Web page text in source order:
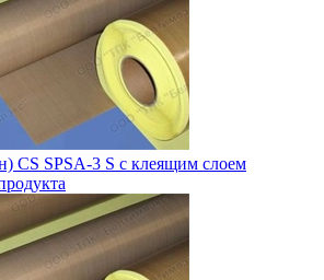
CS SPSA-3 S с клеящим слоем